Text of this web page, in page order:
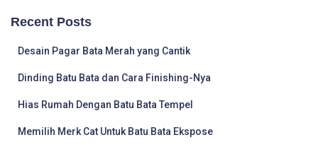
h
Recent Posts
Desain Pagar Bata Merah yang Cantik
Dinding Batu Bata dan Cara Finishing-Nya
Hias Rumah Dengan Batu Bata Tempel
Memilih Merk Cat Untuk Batu Bata Ekspose